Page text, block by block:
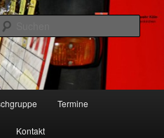
Rodenkirchen
Termine
Kontakt